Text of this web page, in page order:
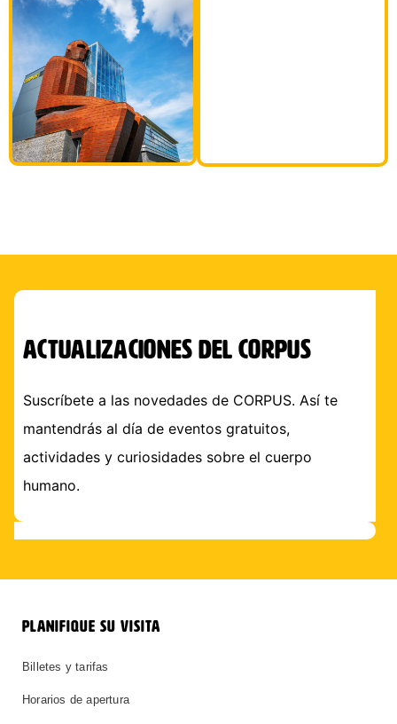
actualizaciones del corpus
Suscríbete a las novedades de CORPUS. Así te
mantendrás al día de eventos gratuitos,
actividades y curiosidades sobre el cuerpo
humano.
PLANIFIQUE SU VISITA
Billetes y tarifas
Horarios de apertura